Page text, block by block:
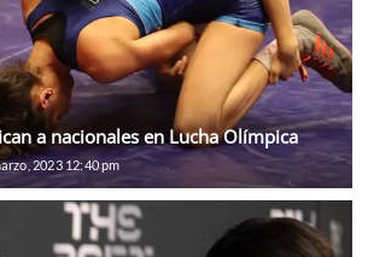
a nacionales en Lucha Olímpica
2023 12:40 pm